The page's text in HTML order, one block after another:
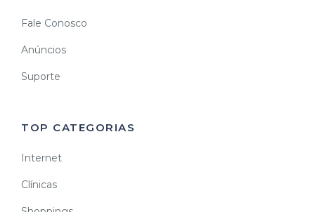
Fale Conosco
Anúncios
Suporte
TOP CATEGORIAS
Internet
Clínicas